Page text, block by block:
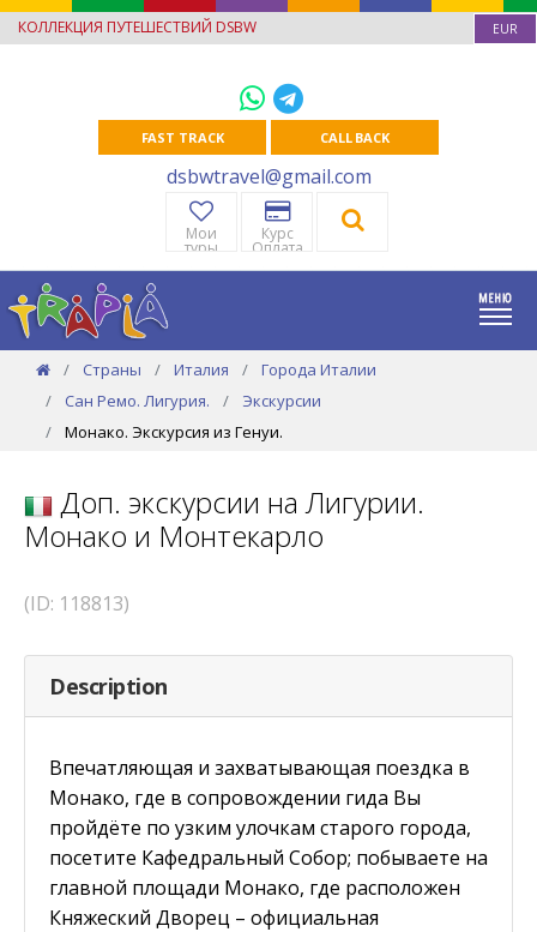
КОЛЛЕКЦИЯ ПУТЕШЕСТВИЙ DSBW EUR
FAST TRACK CALL BACK
dsbwtravel@gmail.com
Мои
туры
Курс
Оплата
Страны Италия
Города Италии
Сан Ремо. Лигурия.
Экскурсии
Монако. Экскурсия из Генуи.
Доп. экскурсии на Лигурии.
Монако и Монтекарло
(ID: 118813)
Description
Впечатляющая и захватывающая поездка в
Монако, где в сопровождении гида Вы
пройдёте по узким улочкам старого города,
посетите Кафедральный Собор; побываете на
главной площади Монако, где расположен
Княжеский Дворец – официальная